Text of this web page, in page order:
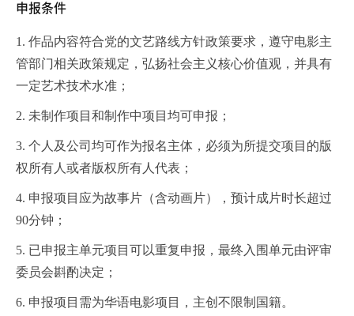
申报条件
1. 作品内容符合党的文艺路线方针政策要求，遵守电影主
管部门相关政策规定，弘扬社会主义核心价值观，并具有
一定艺术技术水准；
2. 未制作项目和制作中项目均可申报；
3. 个人及公司均可作为报名主体，必须为所提交项目的版
权所有人或者版权所有人代表；
4. 申报项目应为故事片（含动画片），预计成片时长超过
90分钟；
5. 已申报主单元项目可以重复申报，最终入围单元由评审
委员会斟酌决定；
6. 申报项目需为华语电影项目，主创不限制国籍。